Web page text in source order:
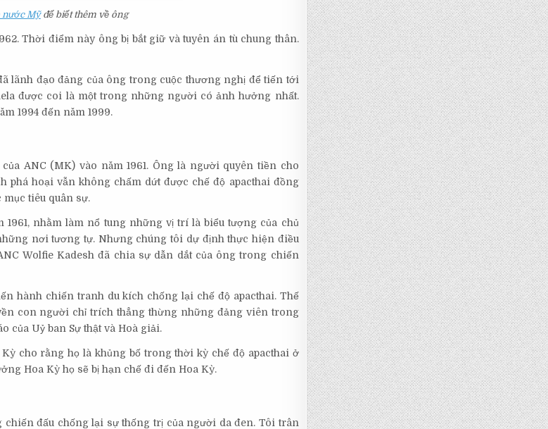
nước Mỹđể biết thêm về ông
Thời điểm này ông bị bắt giữ và tuyên án tù chung thân.
lãnh đạo đảng của ông trong cuộc thương nghị để tiến tới
được coi là một trong những người có ảnh hưởng nhất.
1994 đến năm 1999.
ANC (MK) vào năm 1961. Ông là người quyên tiền cho
phá hoại vẫn không chấm dứt được chế độ apacthai đồng
tiêu quân sự.
nhằm làm nổ tung những vị trí là biểu tượng của chủ
nơi tương tự. Nhưng chúng tôi dự định thực hiện điều
Wolfie Kadesh đã chia sự dẫn dắt của ông trong chiến
hành chiến tranh du kích chống lại chế độ apacthai. Thế
con người chỉ trích thẳng thừng những đảng viên trong
của Uỷ ban Sự thật và Hoà giải.
cho rằng họ là khủng bố trong thời kỳ chế độ apacthai ở
Hoa Kỳ họ sẽ bị hạn chế đi đến Hoa Kỳ.
đấu chống lại sự thống trị của người da đen. Tôi trân